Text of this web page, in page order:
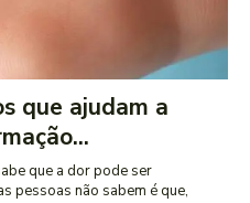
que ajudam a
que a dor pode ser
pessoas não sabem é que,